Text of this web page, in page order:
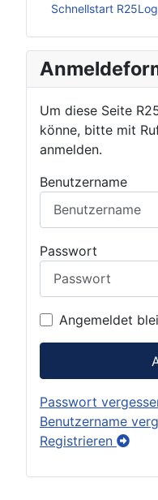
Schnellstart
Um diese Seite
könne, bitte mit
anmelden.
Benutzername
Passwort
Angemeldet
Passwort
Benutzername
Registrieren